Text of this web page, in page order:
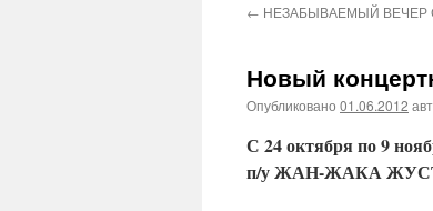
содержимому
← НЕЗАБЫВАЕМЫЙ
Новый
Опубликовано 01.06.2012
С 24 октября по 9
п/у ЖАН-ЖАКА